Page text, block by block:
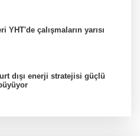
YHT'de çalışmaların yarısı
dışı enerji stratejisi güçlü